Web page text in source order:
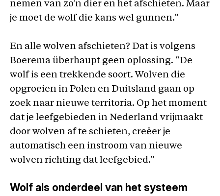
nemen van zo’n dier en het afschieten. Maar
je moet de wolf die kans wel gunnen.”
En alle wolven afschieten? Dat is volgens
Boerema überhaupt geen oplossing. “De
wolf is een trekkende soort. Wolven die
opgroeien in Polen en Duitsland gaan op
zoek naar nieuwe territoria. Op het moment
dat je leefgebieden in Nederland vrijmaakt
door wolven af te schieten, creëer je
automatisch een instroom van nieuwe
wolven richting dat leefgebied.”
Wolf als onderdeel van het systeem